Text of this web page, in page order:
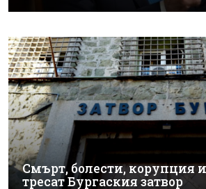
Смърт, болести, корупция и
тресат Бургаския затвор